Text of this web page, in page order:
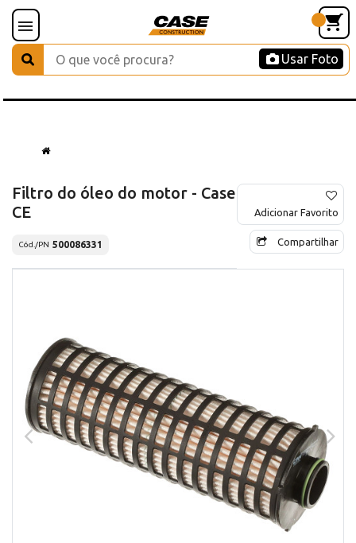
Usar Foto
Filtro do óleo do motor - Case
CE
Cód./PN 500086331
Adicionar Favorito
Compartilhar